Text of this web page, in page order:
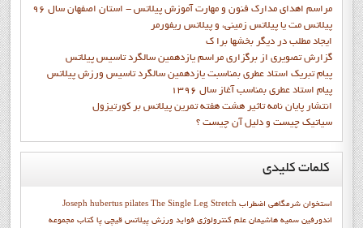
مراسم اهدای مدارک فنون و مهارت آموزش پیلاتس - استان اصفهان سال 96
پیلاتس مت یا پیلاتس زمینی، و پیلاتس ریفورمر
ايجاد مطلب در ديگر بخشها برا ک
گزارش تصويري از برگزاري مراسم يازدهمين سالگرد تاسيس پيلاتس
پيام تبريک استاد عطري بمناسبت يازدهمين سالگرد تاسيس ورزش پيلاتس
پيام استاد عطري بمناسب آغاز سال 1396
انتشار پايان نامه تاثیر هشت هفته تمرین پیلاتس بر کورتیزول
سیاتیک چیست و دلیل آن چیست ؟
کلماتکلیدی
Joseph hubertus pilates The Single Leg Stretch استخوان شرمگاهي اضطراب
اندورفین سميه هاشيمان علم کنترولوژي فواید ورزش پیلاتس قيچي پا كتاب مجموعه